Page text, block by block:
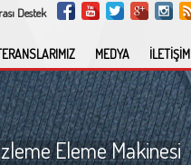
Destek
MEDYA İLETİŞİM
Eleme Makinesi